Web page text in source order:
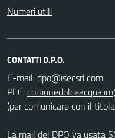
Numeri utili
CONTATTI D.P.O.
E-mail:
PEC:
(per comunicare con il
La mail del DPO va usata